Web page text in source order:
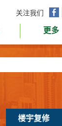
关注我们
面
更多
楼宇复修